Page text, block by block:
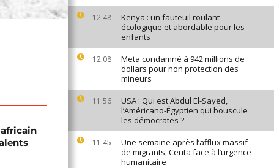
12:48
Kenya : un fauteuil roulant
écologique et abordable pour les
enfants
12:08
Meta condamné à 942 millions de
dollars pour non protection des
mineurs
11:56
USA : Qui est Abdul El-Sayed,
l’Américano-Égyptien qui bouscule
les démocrates ?
11:45
Une semaine après l’afflux massif
de migrants, Ceuta face à l’urgence
humanitaire